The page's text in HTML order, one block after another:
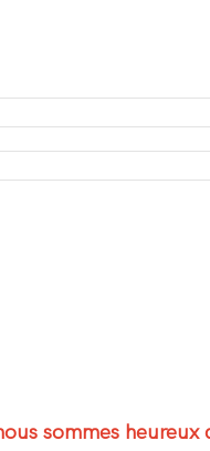
sommes